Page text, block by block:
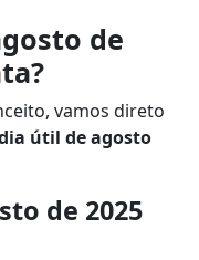
de
vamos direto
útil de agosto
de 2025